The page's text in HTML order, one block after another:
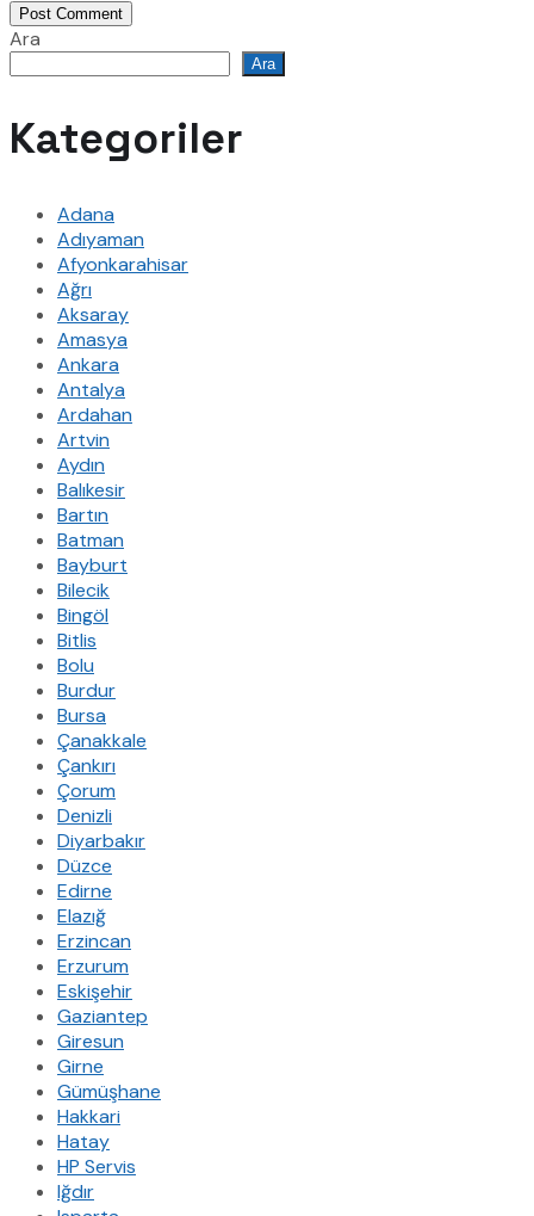
Post Comment
Ara
Ara
Kategoriler
Adana
Adıyaman
Afyonkarahisar
Ağrı
Aksaray
Amasya
Ankara
Antalya
Ardahan
Artvin
Aydın
Balıkesir
Bartın
Batman
Bayburt
Bilecik
Bingöl
Bitlis
Bolu
Burdur
Bursa
Çanakkale
Çankırı
Çorum
Denizli
Diyarbakır
Düzce
Edirne
Elazığ
Erzincan
Erzurum
Eskişehir
Gaziantep
Giresun
Girne
Gümüşhane
Hakkari
Hatay
HP Servis
Iğdır